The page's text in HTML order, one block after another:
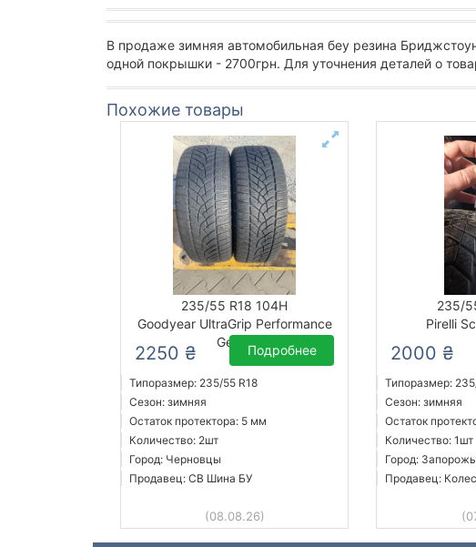
В продаже зимняя автомобильная беу резина
одной покрышки - 2700грн. Для уточнения деталей о
Похожие товары
235/55 R18 104H
Goodyear UltraGrip Performance
Gen-1
2250 ₴ Подробнее
Типоразмер: 235/55 R18
Сезон: зимняя
Остаток протектора: 5 мм
Количество: 2шт
Город: Черновцы
Продавец: СВ Шина БУ
(08.08.26)
235/
Pirelli
2000 ₴
Типоразмер:
Сезон: зимняя
Остаток
Количество: 1шт
Город:
Продавец: